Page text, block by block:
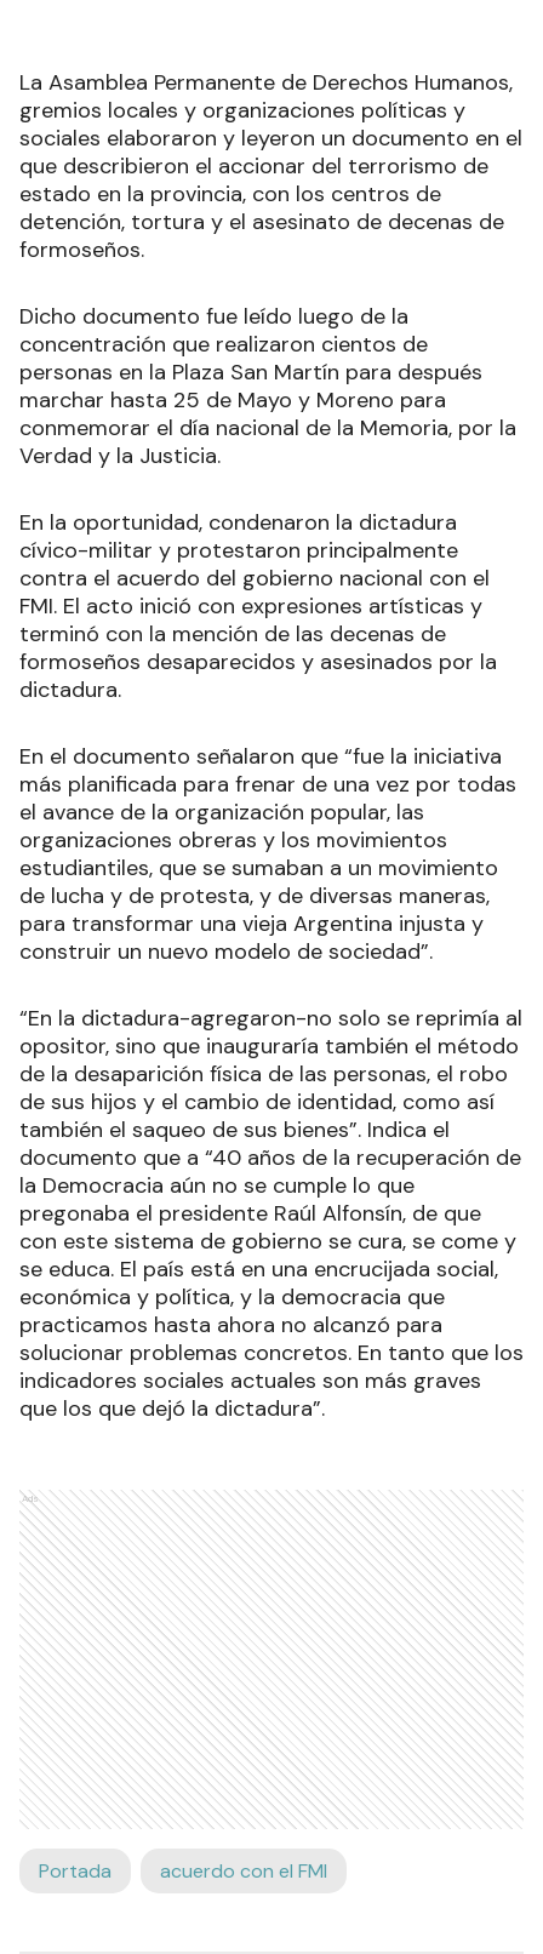
La Asamblea Permanente de Derechos Humanos,
gremios locales y organizaciones políticas y
sociales elaboraron y leyeron un documento en el
que describieron el accionar del terrorismo de
estado en la provincia, con los centros de
detención, tortura y el asesinato de decenas de
formoseños.
Dicho documento fue leído luego de la
concentración que realizaron cientos de
personas en la Plaza San Martín para después
marchar hasta 25 de Mayo y Moreno para
conmemorar el día nacional de la Memoria, por la
Verdad y la Justicia.
En la oportunidad, condenaron la dictadura
cívico-militar y protestaron principalmente
contra el acuerdo del gobierno nacional con el
FMI. El acto inició con expresiones artísticas y
terminó con la mención de las decenas de
formoseños desaparecidos y asesinados por la
dictadura.
En el documento señalaron que “fue la iniciativa
más planificada para frenar de una vez por todas
el avance de la organización popular, las
organizaciones obreras y los movimientos
estudiantiles, que se sumaban a un movimiento
de lucha y de protesta, y de diversas maneras,
para transformar una vieja Argentina injusta y
construir un nuevo modelo de sociedad”.
“En la dictadura-agregaron-no solo se reprimía al
opositor, sino que inauguraría también el método
de la desaparición física de las personas, el robo
de sus hijos y el cambio de identidad, como así
también el saqueo de sus bienes”. Indica el
documento que a “40 años de la recuperación de
la Democracia aún no se cumple lo que
pregonaba el presidente Raúl Alfonsín, de que
con este sistema de gobierno se cura, se come y
se educa. El país está en una encrucijada social,
económica y política, y la democracia que
practicamos hasta ahora no alcanzó para
solucionar problemas concretos. En tanto que los
indicadores sociales actuales son más graves
que los que dejó la dictadura”.
Ads
Portada acuerdo con el FMI